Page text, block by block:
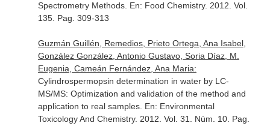
Spectrometry Methods. En: Food Chemistry. 2012. Vol.
135. Pag. 309-313
Guzmán Guillén, Remedios, Prieto Ortega, Ana Isabel,
González González, Antonio Gustavo, Soria Díaz, M.
Eugenia, Cameán Fernández, Ana Maria:
Cylindrospermopsin determination in water by LC-
MS/MS: Optimization and validation of the method and
application to real samples. En: Environmental
Toxicology And Chemistry. 2012. Vol. 31. Núm. 10. Pag.